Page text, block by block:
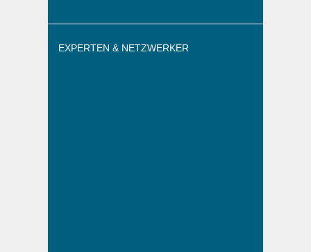
EXPERTEN & NETZWERKER